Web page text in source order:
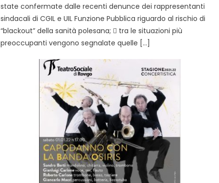
state confermate dalle recenti denunce dei rappresentanti
sindacali di CGIL e UIL Funzione Pubblica riguardo al rischio di
“blackout” della sanità polesana;  tra le situazioni più
preoccupanti vengono segnalate quelle […]